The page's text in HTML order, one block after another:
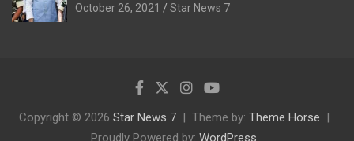
October 26, 2021 Star News 7
Copyright © 2026 Star News 7 Theme by: Theme Horse
Proudly Powered by: WordPress